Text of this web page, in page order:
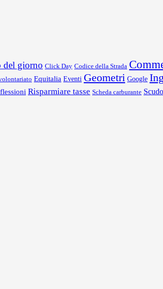
del giorno Click Day Codice della Strada
Equitalia Eventi Geometri Google
Risparmiare tasse Scheda carburante